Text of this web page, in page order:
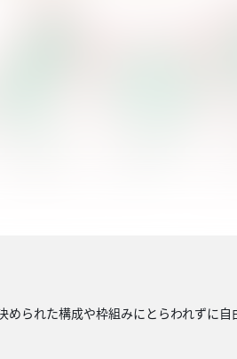
られた構成や枠組みにとらわれずに自